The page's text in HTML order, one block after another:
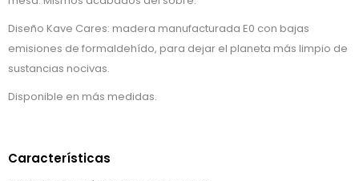
Diseño Kave Cares: madera manufacturada E0 con bajas
emisiones de formaldehído, para dejar el planeta más limpio de
sustancias nocivas.
Disponible en más medidas.
Características